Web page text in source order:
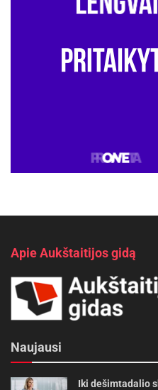
Apie Aukštaitijos gidą
Naujausi
Iki dešimtadalio